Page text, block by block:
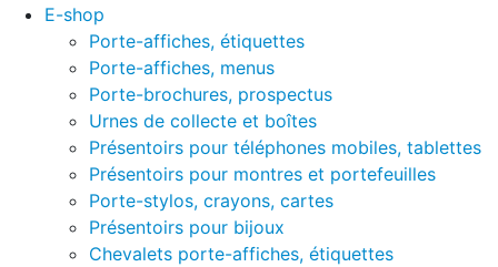
E-shop
Porte-affiches, étiquettes
Porte-affiches, menus
Porte-brochures, prospectus
Urnes de collecte et boîtes
Présentoirs pour téléphones mobiles, tablettes
Présentoirs pour montres et portefeuilles
Porte-stylos, crayons, cartes
Présentoirs pour bijoux
Chevalets porte-affiches, étiquettes